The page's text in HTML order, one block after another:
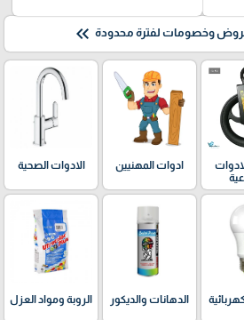
وخصومات لفترة محدودة keyboard_double_arrow_left
ادوات المهنيين الادوات الصحية
الدهانات والديكور الروبة ومواد العزل